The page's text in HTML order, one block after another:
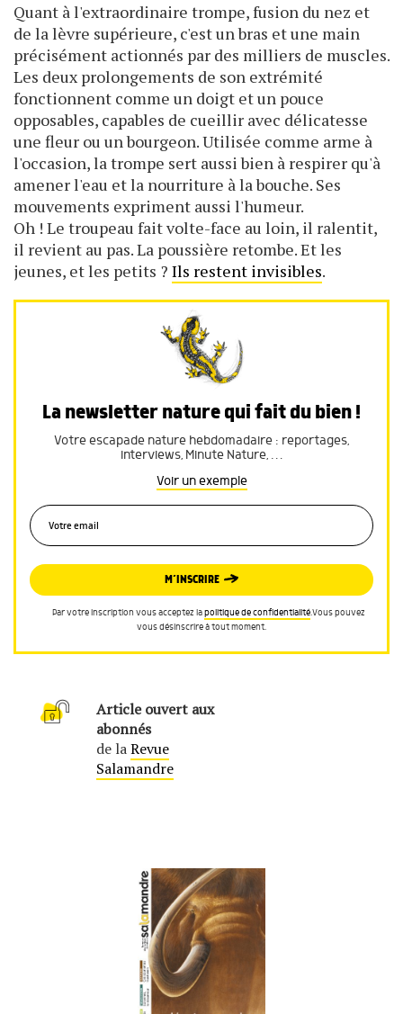
Quant à l'extraordinaire trompe, fusion du nez et
de la lèvre supérieure, c'est un bras et une main
précisément actionnés par des milliers de muscles.
Les deux prolongements de son extrémité
fonctionnent comme un doigt et un pouce
opposables, capables de cueillir avec délicatesse
une fleur ou un bourgeon. Utilisée comme arme à
l'occasion, la trompe sert aussi bien à respirer qu'à
amener l'eau et la nourriture à la bouche. Ses
mouvements expriment aussi l'humeur.
Oh ! Le troupeau fait volte-face au loin, il ralentit,
il revient au pas. La poussière retombe. Et les
jeunes, et les petits ? Ils restent invisibles.
La newsletter nature qui fait du bien !
Votre escapade nature hebdomadaire : reportages,
interviews, Minute Nature, …
Voir un exemple
M’INSCRIRE
Par votre inscription vous acceptez la politique de confidentialité.Vous pouvez
vous désinscrire à tout moment.
Article ouvert aux
abonnés
de laRevue
Salamandre